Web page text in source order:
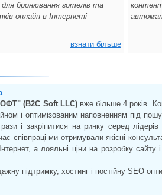
для бронювання готелів та
онлайн в Інтернеті
взнати більше
(B2C Soft LLC)вже більше 4 років.
і оптимізованим наповненням під
і закріпитися на ринку серед лідерів
співпраці ми отримували якісні
а лояльні ціни на розробку сайту
підтримку, хостинг і постійну SEO